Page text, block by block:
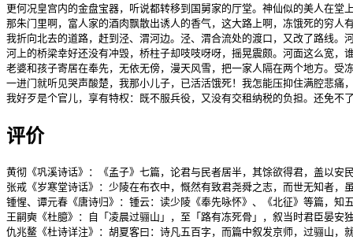
更何况皇宫内的金盘宝器，听说都转移到国舅家的厅堂。神仙似的美人在
那朱门里啊，富人家的酒肉飘散出诱人的香气，这大路上啊，冻饿死的穷
我折向北去的道路，赶到泾、渭河边。泾、渭合流处的渡口，又改了路线
河上的桥梁幸好还没有冲毁，桥柱子却吱吱呀呀，摇晃震颇。河面这么宽，
老婆和孩子寄居在奉先，无依无傍，漫天风雪，把一家人隔在两个地方。
一进门就听见哭声酸楚，我那小儿子，已活活饿死！我怎能压抑住满腔悲
我好歹是个官儿，享有特权：既不服兵役，又没有交租纳税的负担。还免
评价
黄彻《巩溪诗话》：《孟子》七篇，论君与民者居半，其馀欲得君，盖以
张戒《岁寒堂诗话》：少陵在布衣中，慨然有致君尧舜之志，而世无知者
锺惺、谭元春《唐诗归》：锺云：读少陵《奉先咏怀》、《北征》等篇，
王嗣奭《杜臆》：自「凌晨过骊山」，至「路有冻死骨」，叙当时君臣晏
仇兆鳌《杜诗详注》：胡夏客曰：诗凡五百字，而篇中叙发京师，过骊山